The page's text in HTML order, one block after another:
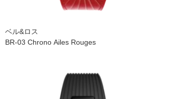
ベル&ロス
BR-03 Chrono Ailes Rouges